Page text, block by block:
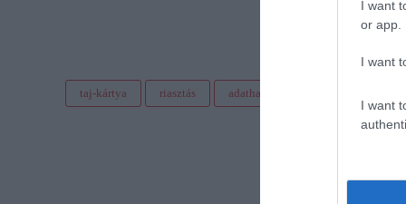
I want
or app.
I want
I want
taj-kártya riasztás adathalász